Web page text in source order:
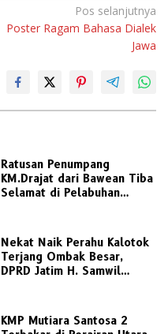
Pos selanjutnya
Poster Ragam Bahasa Dialek
Jawa
Ratusan Penumpang
KM.Drajat dari Bawean Tiba
Selamat di Pelabuhan
Nekat Naik Perahu Kalotok
Terjang Ombak Besar,
DPRD Jatim H. Samwil
KMP Mutiara Santosa 2